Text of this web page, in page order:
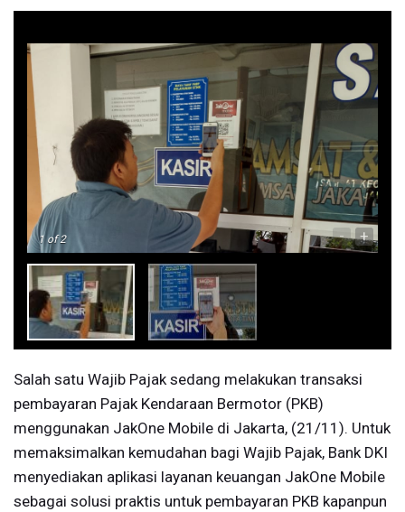
1of 2 - +
Salah satu Wajib Pajak sedang melakukan transaksi
pembayaran Pajak Kendaraan Bermotor (PKB)
menggunakan JakOne Mobile di Jakarta, (21/11). Untuk
memaksimalkan kemudahan bagi Wajib Pajak, Bank DKI
menyediakan aplikasi layanan keuangan JakOne Mobile
sebagai solusi praktis untuk pembayaran PKB kapanpun